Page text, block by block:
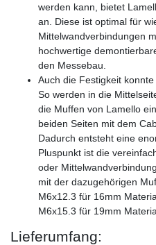
werden kann, bietet
an. Diese ist optimal für
Mittelwandverbindungen
hochwertige
den Messebau.
Auch die Festigkeit
So werden in die
die Muffen von Lamello
beiden Seiten mit dem
Dadurch entsteht eine
Pluspunkt ist die
oder
mit der dazugehörigen
M6x12.3 für 16mm
M6x15.3 für 19mm
Lieferumfang: